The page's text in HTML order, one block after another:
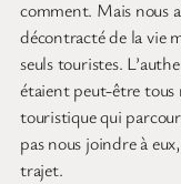
comment. Mais nous
décontracté de la vie
seuls touristes.
étaient peut-être tous
touristique qui
pas nous joindre à
trajet.